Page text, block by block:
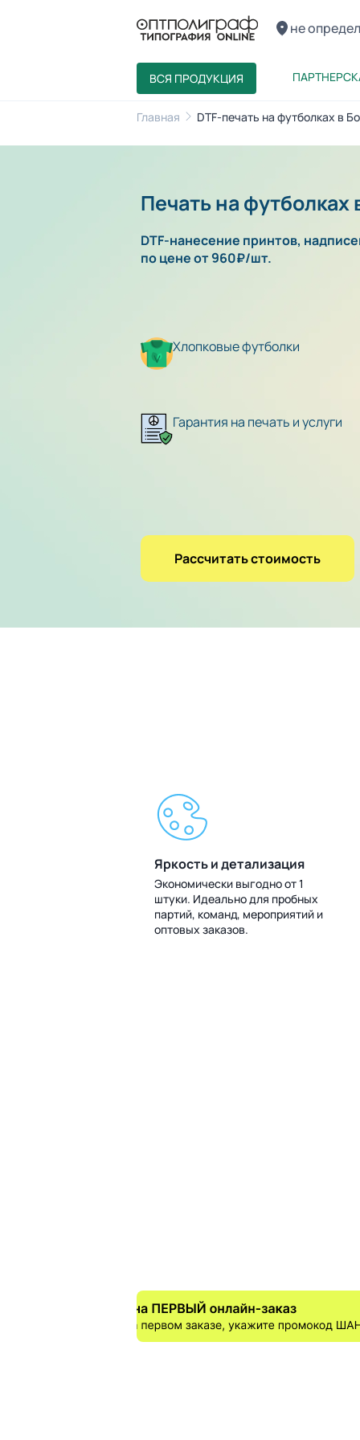
не
ВСЯ ПРОДУКЦИЯ
Главная DTF-печать на футболках в
Печать на футболках
DTF-нанесение принтов,
по цене от 960₽/шт.
Хлопковые футболки
Гарантия на печать и услуги
Рассчитать стоимость
Яркость и детализация
Экономически выгодно от 1
штуки. Идеально для пробных
партий, команд, мероприятий и
оптовых заказов.